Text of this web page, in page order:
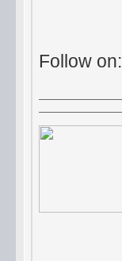
Follow on: